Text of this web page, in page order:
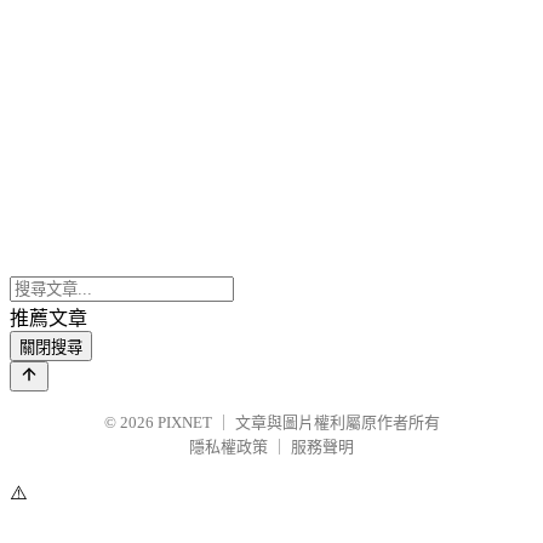
推薦文章
關閉搜尋
© 2026 PIXNET
文章與圖片權利屬原作者所有
隱私權政策
服務聲明
⚠️